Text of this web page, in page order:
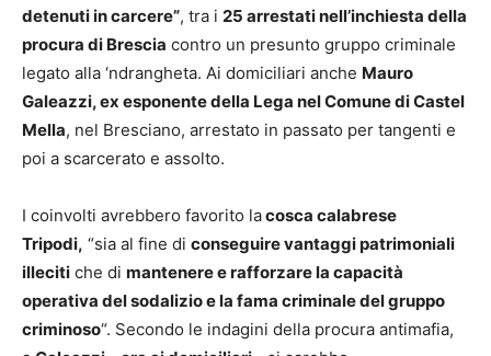
detenuti in carcere”, tra i 25 arrestati nell’inchiesta della
procura di Brescia contro un presunto gruppo criminale
legato alla ‘ndrangheta. Ai domiciliari anche Mauro
Galeazzi, ex esponente della Lega nel Comune di Castel
Mella, nel Bresciano, arrestato in passato per tangenti e
poi a scarcerato e assolto.
I coinvolti avrebbero favorito lacosca calabrese
Tripodi, “sia al fine di conseguire vantaggi patrimoniali
illeciti che di mantenere e rafforzare la capacità
operativa del sodalizio e la fama criminale del gruppo
criminoso“. Secondo le indagini della procura antimafia,